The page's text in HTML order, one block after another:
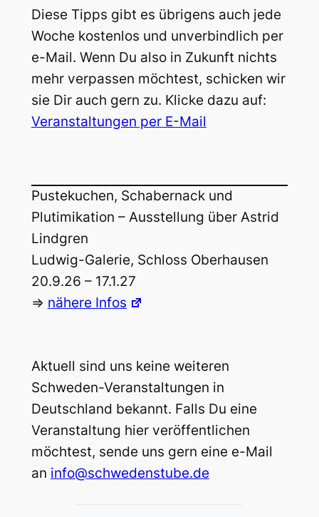
Diese Tipps gibt es übrigens auch jede
Woche kostenlos und unverbindlich per
e-Mail. Wenn Du also in Zukunft nichts
mehr verpassen möchtest, schicken wir
sie Dir auch gern zu. Klicke dazu auf:
Veranstaltungen per E-Mail
Pustekuchen, Schabernack und
Plutimikation – Ausstellung über Astrid
Lindgren
Ludwig-Galerie, Schloss Oberhausen
20.9.26 – 17.1.27
=> nähere Infos
Aktuell sind uns keine weiteren
Schweden-Veranstaltungen in
Deutschland bekannt. Falls Du eine
Veranstaltung hier veröffentlichen
möchtest, sende uns gern eine e-Mail
an info@schwedenstube.de